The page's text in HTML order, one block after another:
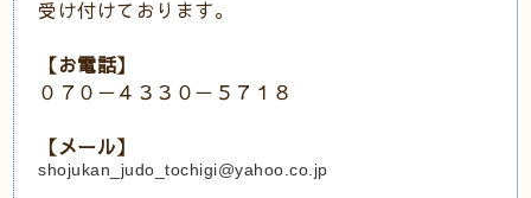
受け付けております。
【お電話】
０７０－４３３０－５７１８
【メール】
shojukan_judo_tochigi@yahoo.co.jp